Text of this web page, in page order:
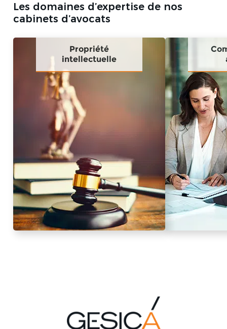
Les domaines d’expertise de nos
cabinets d’avocats
Propriété
intellectuelle